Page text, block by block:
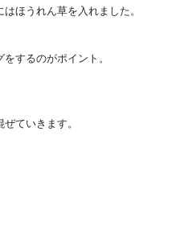
ほうれん草を入れました。
するのがポイント。
ていきます。